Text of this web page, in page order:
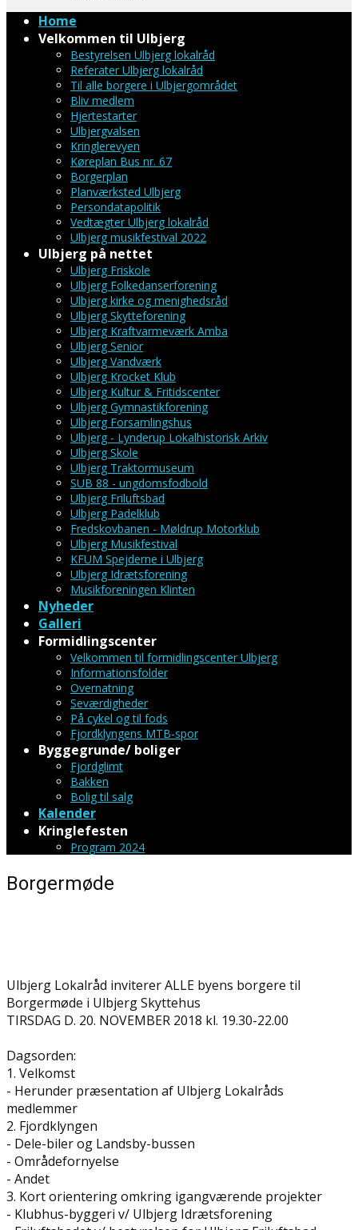
Home
Velkommen til Ulbjerg
Bestyrelsen Ulbjerg lokalråd
Referater Ulbjerg lokalråd
Til alle borgere i Ulbjergområdet
Bliv medlem
Hjertestarter
Ulbjergvalsen
Kringlerevyen
Køreplan Bus nr. 67
Borgerplan
Planværksted Ulbjerg
Persondatapolitik
Vedtægter Ulbjerg lokalråd
Ulbjerg musikfestival 2022
Ulbjerg på nettet
Ulbjerg Friskole
Ulbjerg Folkedanserforening
Ulbjerg kirke og menighedsråd
Ulbjerg Skytteforening
Ulbjerg Kraftvarmeværk Amba
Ulbjerg Senior
Ulbjerg Vandværk
Ulbjerg Krocket Klub
Ulbjerg Kultur & Fritidscenter
Ulbjerg Gymnastikforening
Ulbjerg Forsamlingshus
Ulbjerg - Lynderup Lokalhistorisk Arkiv
Ulbjerg Skole
Ulbjerg Traktormuseum
SUB 88 - ungdomsfodbold
Ulbjerg Friluftsbad
Ulbjerg Padelklub
Fredskovbanen - Møldrup Motorklub
Ulbjerg Musikfestival
KFUM Spejderne i Ulbjerg
Ulbjerg Idrætsforening
Musikforeningen Klinten
Nyheder
Galleri
Formidlingscenter
Velkommen til formidlingscenter Ulbjerg
Informationsfolder
Overnatning
Seværdigheder
På cykel og til fods
Fjordklyngens MTB-spor
Byggegrunde/ boliger
Fjordglimt
Bakken
Bolig til salg
Kalender
Kringlefesten
Program 2024
Borgermøde
Ulbjerg Lokalråd inviterer ALLE byens borgere til
Borgermøde i Ulbjerg Skyttehus
TIRSDAG D. 20. NOVEMBER 2018 kl. 19.30-22.00
Dagsorden:
1. Velkomst
- Herunder præsentation af Ulbjerg Lokalråds
medlemmer
2. Fjordklyngen
- Dele-biler og Landsby-bussen
- Områdefornyelse
- Andet
3. Kort orientering omkring igangværende projekter
- Klubhus-byggeri v/ Ulbjerg Idrætsforening